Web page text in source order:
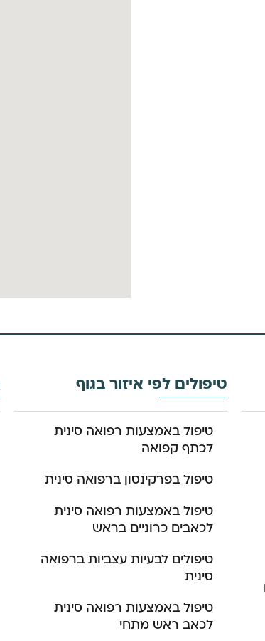
טיפולים לפי איזור בגוף
טיפול באמצעות רפואה סינית
לכתף קפואה
טיפול בפרקינסון ברפואה סינית
טיפול באמצעות רפואה סינית
לכאבים כרוניים בראש
טיפולים לבעיות עצביות ברפואה
סינית
טיפול באמצעות רפואה סינית
לכאב ראש מתחי